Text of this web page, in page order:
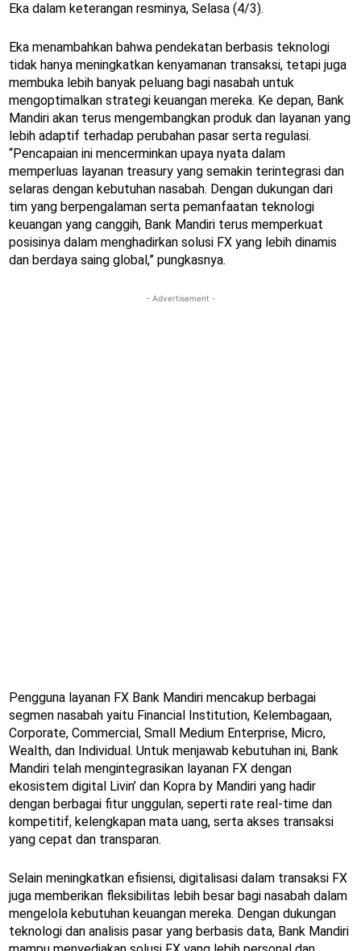
Eka dalam keterangan resminya, Selasa (4/3).
Eka menambahkan bahwa pendekatan berbasis teknologi
tidak hanya meningkatkan kenyamanan transaksi, tetapi juga
membuka lebih banyak peluang bagi nasabah untuk
mengoptimalkan strategi keuangan mereka. Ke depan, Bank
Mandiri akan terus mengembangkan produk dan layanan yang
lebih adaptif terhadap perubahan pasar serta regulasi.
“Pencapaian ini mencerminkan upaya nyata dalam
memperluas layanan treasury yang semakin terintegrasi dan
selaras dengan kebutuhan nasabah. Dengan dukungan dari
tim yang berpengalaman serta pemanfaatan teknologi
keuangan yang canggih, Bank Mandiri terus memperkuat
posisinya dalam menghadirkan solusi FX yang lebih dinamis
dan berdaya saing global,” pungkasnya.
- Advertisement -
Pengguna layanan FX Bank Mandiri mencakup berbagai
segmen nasabah yaitu Financial Institution, Kelembagaan,
Corporate, Commercial, Small Medium Enterprise, Micro,
Wealth, dan Individual. Untuk menjawab kebutuhan ini, Bank
Mandiri telah mengintegrasikan layanan FX dengan
ekosistem digital Livin’ dan Kopra by Mandiri yang hadir
dengan berbagai fitur unggulan, seperti rate real-time dan
kompetitif, kelengkapan mata uang, serta akses transaksi
yang cepat dan transparan.
Selain meningkatkan efisiensi, digitalisasi dalam transaksi FX
juga memberikan fleksibilitas lebih besar bagi nasabah dalam
mengelola kebutuhan keuangan mereka. Dengan dukungan
teknologi dan analisis pasar yang berbasis data, Bank Mandiri